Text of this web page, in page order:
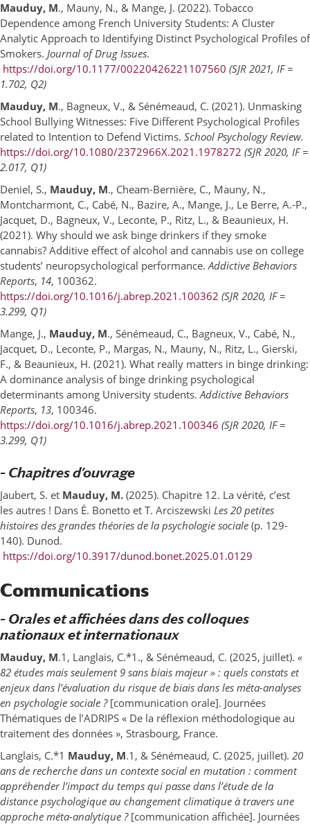
Mauduy, M., Mauny, N., & Mange, J. (2022). Tobacco
Dependence among French University Students: A Cluster
Analytic Approach to Identifying Distinct Psychological Profiles of
Smokers. Journal of Drug Issues.
https://doi.org/10.1177/00220426221107560 (SJR 2021, IF =
1.702, Q2)
Mauduy, M., Bagneux, V., & Sénémeaud, C. (2021). Unmasking
School Bullying Witnesses: Five Different Psychological Profiles
related to Intention to Defend Victims. School Psychology Review.
https://doi.org/10.1080/2372966X.2021.1978272 (SJR 2020, IF =
2.017, Q1)
Deniel, S., Mauduy, M., Cheam-Bernière, C., Mauny, N.,
Montcharmont, C., Cabé, N., Bazire, A., Mange, J., Le Berre, A.-P.,
Jacquet, D., Bagneux, V., Leconte, P., Ritz, L., & Beaunieux, H.
(2021). Why should we ask binge drinkers if they smoke
cannabis? Additive effect of alcohol and cannabis use on college
students’ neuropsychological performance.Addictive Behaviors
Reports, 14, 100362.
https://doi.org/10.1016/j.abrep.2021.100362 (SJR 2020, IF =
3.299, Q1)
Mange, J., Mauduy, M., Sénémeaud, C., Bagneux, V., Cabé, N.,
Jacquet, D., Leconte, P., Margas, N., Mauny, N., Ritz, L., Gierski,
F., & Beaunieux, H. (2021). What really matters in binge drinking:
A dominance analysis of binge drinking psychological
determinants among University students.Addictive Behaviors
Reports, 13, 100346.
https://doi.org/10.1016/j.abrep.2021.100346 (SJR 2020, IF =
3.299, Q1)
– Chapitres d’ouvrage
Jaubert, S. et Mauduy, M. (2025). Chapitre 12. La vérité, c’est
les autres ! Dans É. Bonetto et T. Arciszewski Les 20 petites
histoires des grandes théories de la psychologie sociale (p. 129-
140). Dunod.
https://doi.org/10.3917/dunod.bonet.2025.01.0129
Communications
– Orales et affichées dans des colloques
nationaux et internationaux
Mauduy, M.1, Langlais, C.*1., & Sénémeaud, C. (2025, juillet). «
82 études mais seulement 9 sans biais majeur » : quels constats et
enjeux dans l’évaluation du risque de biais dans les méta-analyses
en psychologie sociale ? [communication orale]. Journées
Thématiques de l’ADRIPS « De la réflexion méthodologique au
traitement des données », Strasbourg, France.
Langlais, C.*1 Mauduy, M.1, & Sénémeaud, C. (2025, juillet). 20
ans de recherche dans un contexte social en mutation : comment
appréhender l’impact du temps qui passe dans l’étude de la
distance psychologique au changement climatique à travers une
approche méta-analytique ? [communication affichée]. Journées